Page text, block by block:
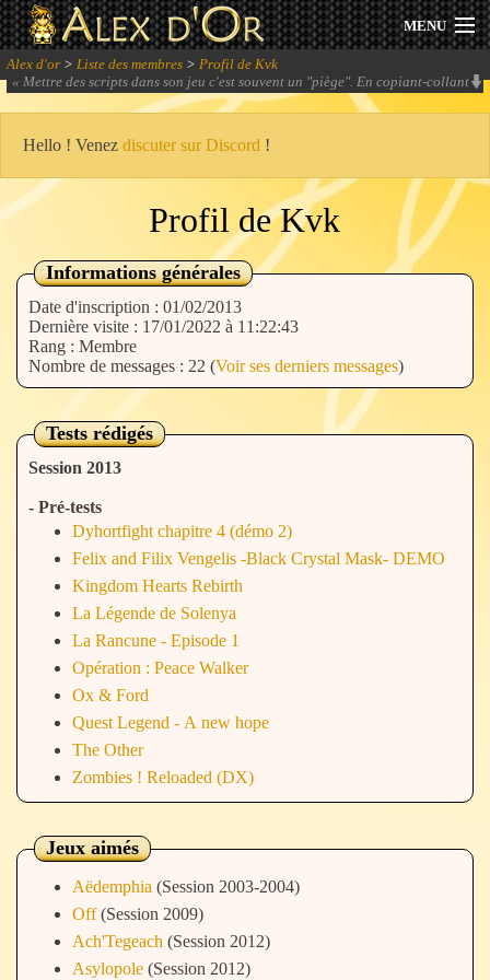
MENU
Actualités
Archives
Communauté
Se connecter
S'inscrire
Alex d'or > Liste des membres > Profil de Kvk
« Mettre des scripts dans son jeu c'est souvent un "piège". En copiant-collant
un texte, on arrive à implémenter un système, c'est séduisant et on veut en
rajouter encore et encore ! Le diable sait se montrer séduisant.» -Yuko
Hello ! Venez discuter sur Discord !
Profil de Kvk
Informations générales
Date d'inscription : 01/02/2013
Dernière visite : 17/01/2022 à 11:22:43
Rang : Membre
Nombre de messages : 22 (Voir ses derniers messages)
Tests rédigés
Session 2013
- Pré-tests
Dyhortfight chapitre 4 (démo 2)
Felix and Filix Vengelis -Black Crystal Mask- DEMO
Kingdom Hearts Rebirth
La Légende de Solenya
La Rancune - Episode 1
Opération : Peace Walker
Ox & Ford
Quest Legend - A new hope
The Other
Zombies ! Reloaded (DX)
Jeux aimés
Aëdemphia (Session 2003-2004)
Off(Session 2009)
Ach'Tegeach (Session 2012)
Asylopole (Session 2012)